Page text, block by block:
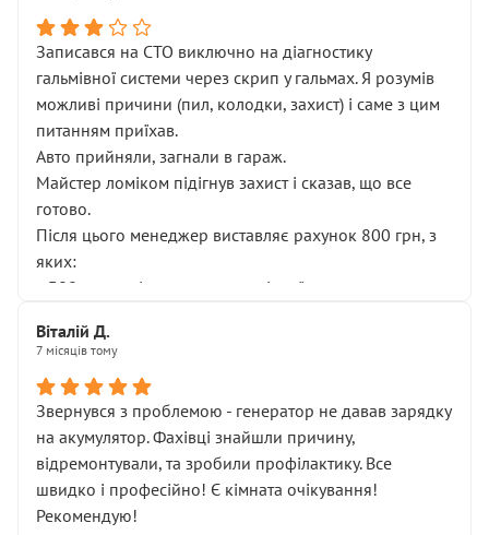
Записався на СТО виключно на діагностику
гальмівної системи через скрип у гальмах. Я розумів
можливі причини (пил, колодки, захист) і саме з цим
питанням приїхав.
Авто прийняли, загнали в гараж.
Майстер ломіком підігнув захист і сказав, що все
готово.
Після цього менеджер виставляє рахунок 800 грн, з
яких:
• 300 грн — діагностика гальмівної системи
НЕ погоджував
послуга. Тим більше, я був поруч і жодної реальної
діагностики ходової не проводилось. Після
зауваження гроші за цю “послугу” повернули, що
лише підтвердило мою правоту.
Але головне — я виїжджаю з боксу, і скрип у гальмах
залишився таким самим, як і був. Тобто оплачена
Віталій Д.
7 місяців тому
Звернувся з проблемою - генератор не давав зарядку
на акумулятор. Фахівці знайшли причину,
відремонтували, та зробили профілактику. Все
швидко і професійно! Є кімната очікування!
Рекомендую!